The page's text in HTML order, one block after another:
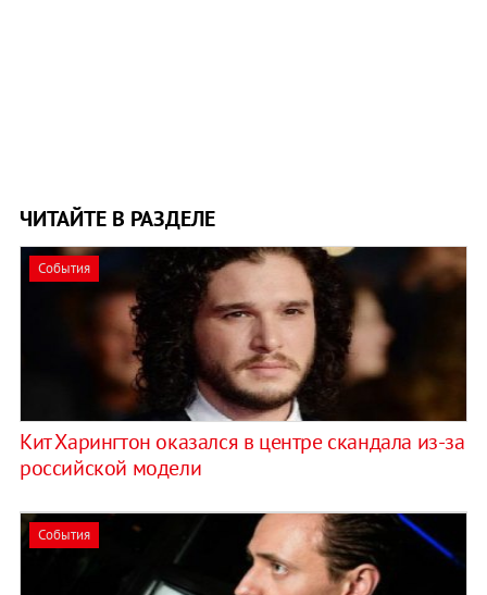
ЧИТАЙТЕ В РАЗДЕЛЕ
События
Кит Харингтон оказался в центре скандала из-за
российской модели
События